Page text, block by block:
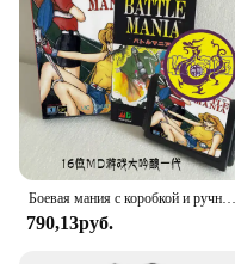
790,13руб.